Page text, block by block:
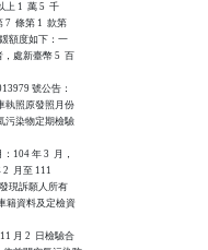
1  萬 5  千
條第 1  款第
鍰額度如下：一
處新臺幣 5  百
號公告：
執照原發照月份
污染物定期檢驗
104 年 3  月，
2  月至 111
發現訴願人所有
籍資料及定檢資
月 2  日檢驗合